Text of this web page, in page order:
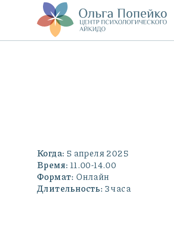
Когда: 5 апреля 2025
Время: 11.00-14.00
Формат: Онлайн
Длительность: 3 часа